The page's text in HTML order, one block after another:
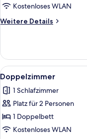
Kostenloses WLAN
Weitere Details
Weitere
Alle
Fotos
für
Doppelzimmer
anzeigen
7
Doppelzimmer
1 Schlafzimmer
Platz für 2 Personen
1 Doppelbett
Kostenloses WLAN